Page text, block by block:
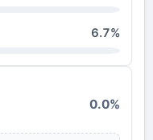
6.7%
0.0%